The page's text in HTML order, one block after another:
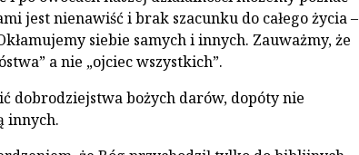
jest nienawiść i brak szacunku do całego życia –
siebie samych i innych. Zauważmy, że
a nie „ojciec wszystkich”.
dobrodziejstwa bożych darów, dopóty nie
innych.